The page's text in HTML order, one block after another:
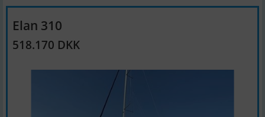
Elan 310
518.170 DKK